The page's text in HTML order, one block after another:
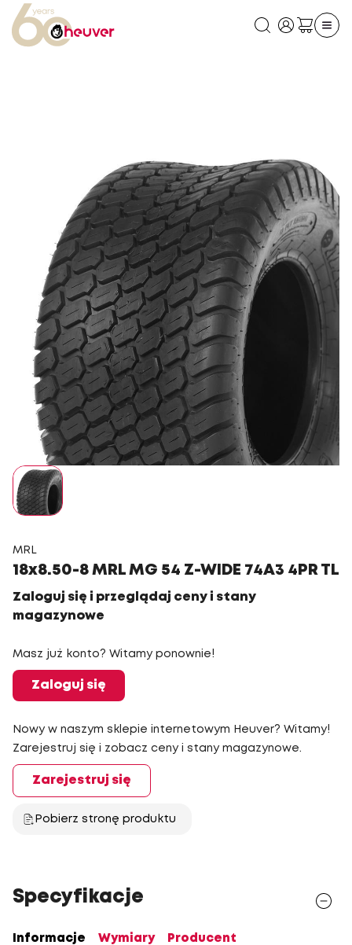
MRL
18x8.50-8 MRL MG 54 Z-WIDE 74A3 4PR TL
Zaloguj się i przeglądaj ceny i stany
magazynowe
Masz już konto? Witamy ponownie!
Zaloguj się
Nowy w naszym sklepie internetowym Heuver? Witamy!
Zarejestruj się i zobacz ceny i stany magazynowe.
Zarejestruj się
Pobierz stronę produktu
Specyfikacje
Informacje Wymiary Producent